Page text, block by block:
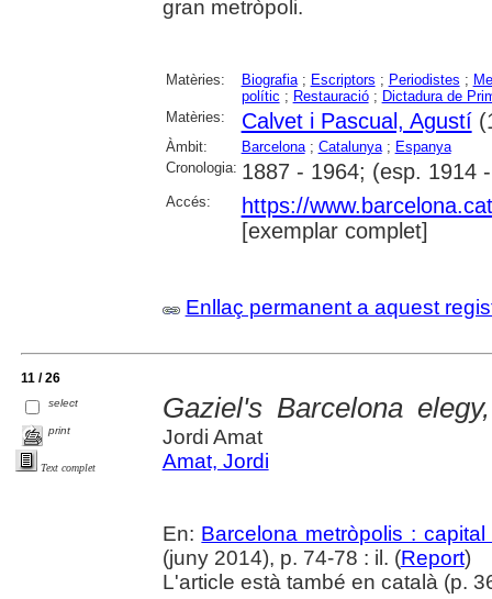
gran metròpoli.
Matèries: Biografia; Escriptors ; Periodistes ;
polític ; Restauració; Dictadura de
Matèries:
Calvet i Pascual, Agustí
Àmbit: Barcelona; Catalunya; Espanya
Cronologia: 1887 - 1964; (esp. 1914
Accés:
https://
[exemplar complet]
Enllaç permanent a aquest
11 / 26
select
print
Text complet
Gaziel's Barcelona
Jordi Amat
Amat, Jordi
En: Barcelona metròpolis :
(juny 2014), p. 74-78 : il. (Report)
L'article està també en català (p.